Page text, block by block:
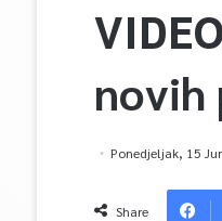
novih
Ponedjeljak, 15
Share